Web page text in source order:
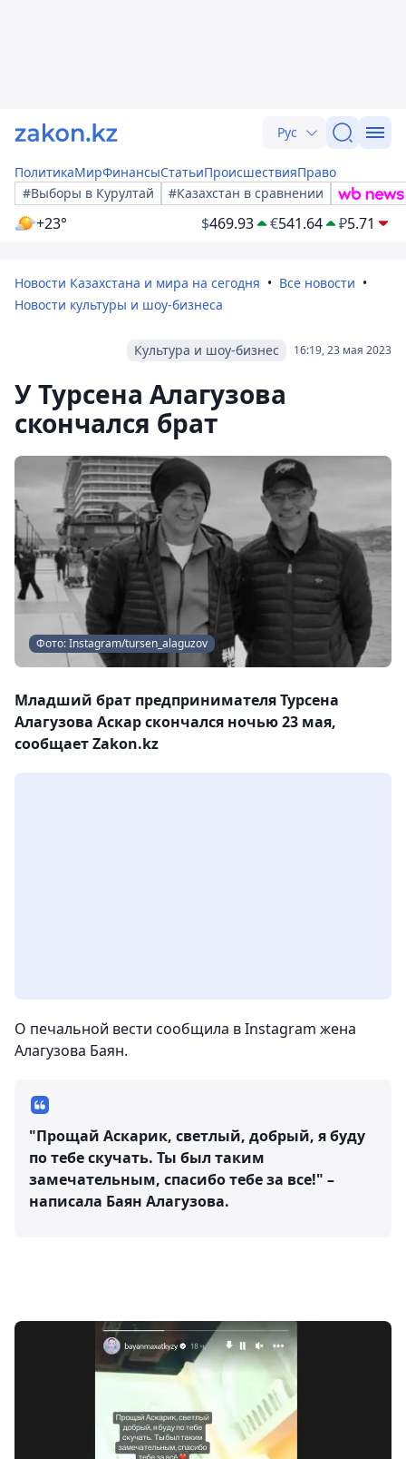
Рус
ПолитикаМирФинансыСтатьиПроисшествияПраво
#Выборы в Курултай
#Казахстан в сравнении
+23° $469.93 €541.64 ₽5.71
Новости Казахстана и мира на сегодня
Все новости
Новости культуры и шоу-бизнеса
16:19, 23 мая 2023
Культура и шоу-бизнес
У Турсена Алагузова
скончался брат
Фото: Instagram/tursen_alaguzov
Младший брат предпринимателя Турсена
Алагузова Аскар скончался ночью 23 мая,
сообщает Zakon.kz
О печальной вести сообщила в Instagram жена
Алагузова Баян.
"Прощай Аскарик, светлый, добрый, я буду
по тебе скучать. Ты был таким
замечательным, спасибо тебе за все!" –
написала Баян Алагузова.